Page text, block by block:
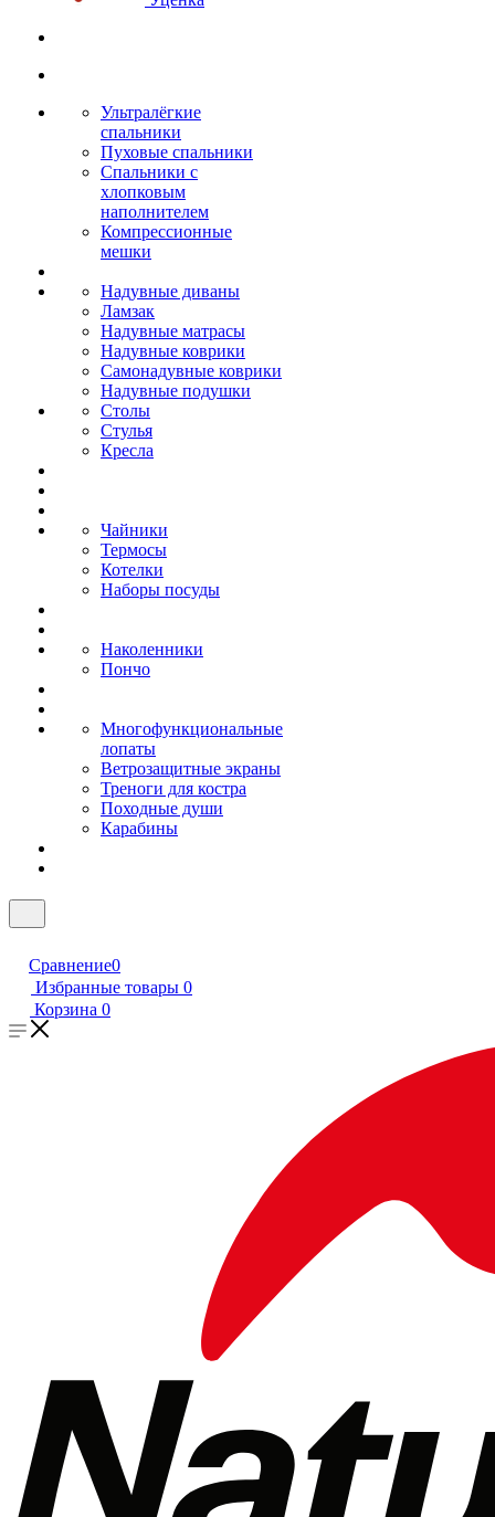
Ультралёгкие
спальники
Пуховые спальники
Спальники с
хлопковым
наполнителем
Компрессионные
мешки
Надувные диваны
Ламзак
Надувные матрасы
Надувные коврики
Самонадувные коврики
Надувные подушки
Столы
Стулья
Кресла
Чайники
Термосы
Котелки
Наборы посуды
Наколенники
Пончо
Многофункциональные
лопаты
Ветрозащитные экраны
Треноги для костра
Походные души
Карабины
Сравнение0
Избранные товары 0
Корзина 0